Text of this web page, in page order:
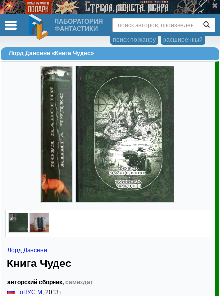
ЛАБОРАТОРИЯ
ФАНТАСТИКИ
расширенный
поиск по жанру
Лорд Дансени «Книга Чудес»
Лорд Дансени
Книга Чудес
авторский сборник, самиздат
: оПУС М , 2013 г.